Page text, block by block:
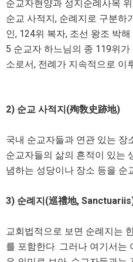
순교자현양과 성지순례사목
순교 사적지, 순례지로 구분하
인, 124위 복자, 조선 왕조 박
5 순교자 하느님의 종 119위
소로서, 전례가 지속적으로 이
2) 순교 사적지(殉敎史跡地)
국내 순교자들과 연관 있는 장
순교자들의 삶의 흔적이 있는
념하는 성당이나 장소 등을 순
3) 순례지(巡禮地,
교회법적으로 보면 순례지는
를 포함한다. 그러나 여기서는